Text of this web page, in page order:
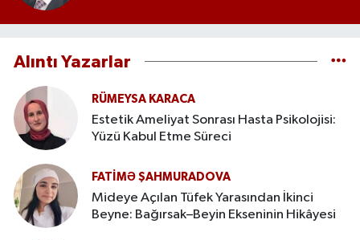
Alıntı Yazarlar
RÜMEYSA KARACA
Estetik Ameliyat Sonrası Hasta Psikolojisi:
Yüzü Kabul Etme Süreci
FATIMƏ ŞAHMURADOVA
Mideye Açılan Tüfek Yarasından İkinci
Beyne: Bağırsak–Beyin Ekseninin Hikâyesi